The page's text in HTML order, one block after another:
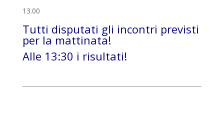
13.00
Tutti disputati gli incontri previsti
per la mattinata!
Alle 13:30 i risultati!